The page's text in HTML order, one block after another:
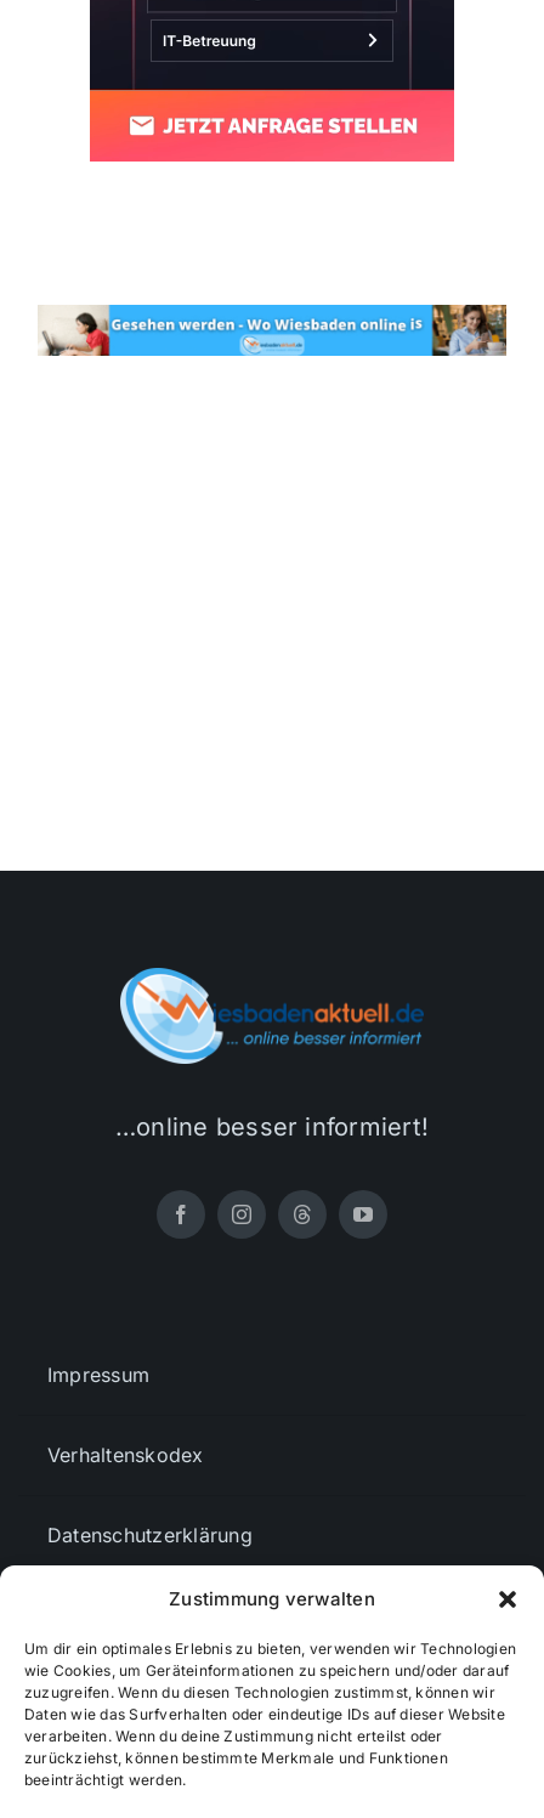
Zustimmung verwalten
Um dir ein optimales Erlebnis zu bieten, verwenden wir Technologien
wie Cookies, um Geräteinformationen zu speichern und/oder darauf
zuzugreifen. Wenn du diesen Technologien zustimmst, können wir
Daten wie das Surfverhalten oder eindeutige IDs auf dieser Website
verarbeiten. Wenn du deine Zustimmung nicht erteilst oder
zurückziehst, können bestimmte Merkmale und Funktionen
beeinträchtigt werden.
…online besser informiert!
Impressum
Verhaltenskodex
Datenschutzerklärung
Cookie-Richtlinie (EU)
Mediendaten